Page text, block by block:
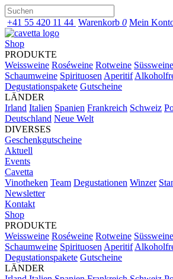
+41 55 420 11 44 Warenkorb 0 Mein
Shop
PRODUKTE
Weissweine Roséweine Rotweine Süssweine
Schaumweine Spirituosen Aperitif
Degustationspakete Gutscheine
LÄNDER
Irland Italien Spanien Frankreich Schweiz
Deutschland Neue Welt
DIVERSES
Geschenkgutscheine
Aktuell
Events
Cavetta
Vinotheken Team Degustationen Winzer
Newsletter
Kontakt
Shop
PRODUKTE
Weissweine Roséweine Rotweine Süssweine
Schaumweine Spirituosen Aperitif
Degustationspakete Gutscheine
LÄNDER